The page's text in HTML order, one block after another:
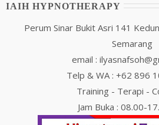
IAIH HYPNOTHERAPY
Perum Sinar Bukit Asri 141
Semarang
email :
Telp & WA : +62 896
Training - Terapi -
Jam Buka : 08.00-